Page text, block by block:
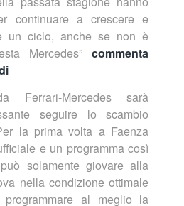
continuare a crescere e
un ciclo, anche se non è
Mercedes”commenta
Ferrari-Mercedes sarà
seguire lo scambio
la prima volta a Faenza
e un programma così
solamente giovare alla
nella condizione ottimale
al meglio la